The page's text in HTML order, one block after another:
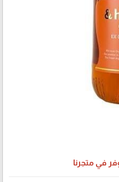
في متجرنا